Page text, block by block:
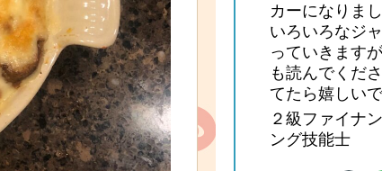
カーになりまし
いろいろなジ
っていきます
も読んでくだ
てたら嬉しいで
２級ファイナ
ング技能士